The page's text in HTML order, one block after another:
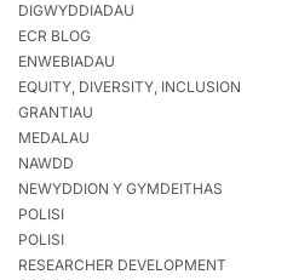
DIGWYDDIADAU
ECR BLOG
ENWEBIADAU
EQUITY, DIVERSITY, INCLUSION
GRANTIAU
MEDALAU
NAWDD
NEWYDDION Y GYMDEITHAS
POLISI
POLISI
RESEARCHER DEVELOPMENT